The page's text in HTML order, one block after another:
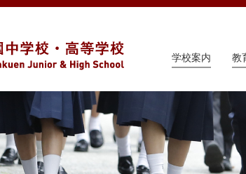
学校案内 教